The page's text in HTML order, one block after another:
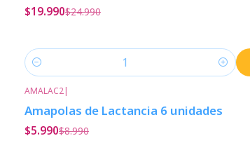
$19.990$24.990
Cantidad
AMALAC2|
Amapolas de Lactancia 6 unidades
$5.990$8.990